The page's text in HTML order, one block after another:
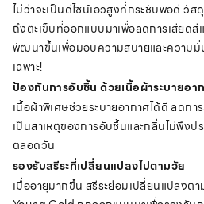
ไม่ว่าจะเป็นดีไซน์เอวสูงที่กระชับพอดี วั
ถึงตะเข็บที่ออกแบบมาเพื่อลดการเสียด
พัฒนาขึ้นเพื่อมอบความสบายและความมั่
เฉพาะ!
ป้องกันการอับชื้น ด้วยเนื้อผ้าระบายอา
เนื้อผ้าพิเศษช่วยระบายอากาศได้ดี ลดกา
เป็นสาเหตุของการอับชื้นและกลิ่นไม่พึงป
ตลอดวัน
รองรับสรีระที่เปลี่ยนแปลงไปตามวัย
เมื่ออายุมากขึ้น สรีระย่อมเปลี่ยนแปลงต